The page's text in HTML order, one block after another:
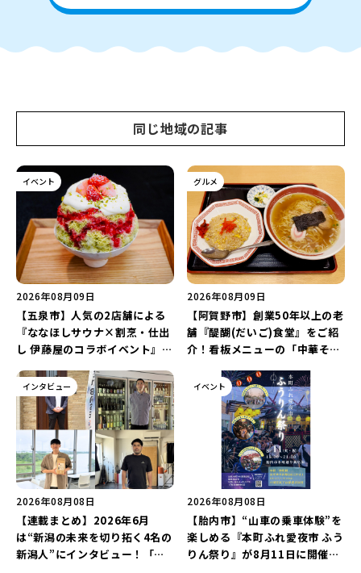
同じ地域の記事
イベント
2026年08月09日
【五泉市】人気の2店舗による
『ななほしサウナ×割烹・仕出
し 伊藤屋のコラボイベント』が
かき氷でととのえよう♪
グルメ
2026年08月09日
【阿賀野市】創業50年以上の老
舗『醍醐(だいご)食堂』をご紹
介！看板メニューの「中華そば
ム満点の「焼肉定食」を堪能し
インタビュー
2026年08月08日
【連載まとめ】2026年6月
は“新潟の未来を切り拓く4名の
新潟人”にインタビュー！「学
イベント
2026年08月08日
【胎内市】“山車の乗車体験”を
楽しめる『本町ふれ愛夜市 ふう
りん祭り』が8月11日に開催！